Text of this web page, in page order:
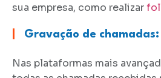
sua empresa, como realizar
Gravação de chamadas:
Nas plataformas mais